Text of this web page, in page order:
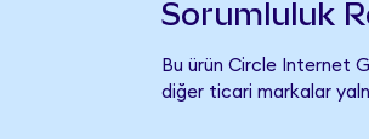
Sorumluluk
Bu ürün Circle Internet
diğer ticari markalar